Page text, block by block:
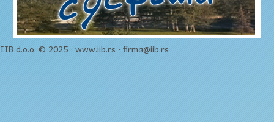
IIB d.o.o. © 2025 · www.iib.rs · firma@iib.rs